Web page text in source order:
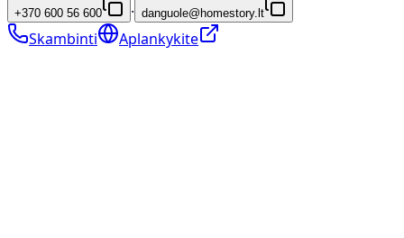
+370 600 56 600 · danguole@homestory.lt
Skambinti Aplankykite